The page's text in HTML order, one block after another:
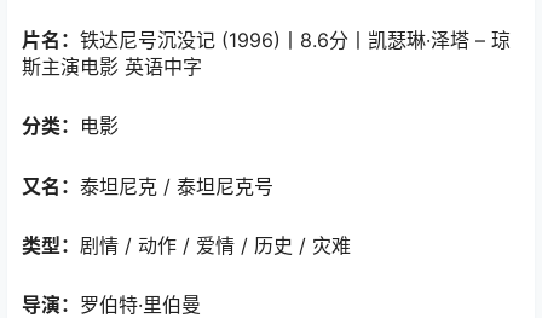
片名： 铁达尼号沉没记 (1996)丨8.6分丨凯瑟琳·泽塔 – 琼
斯主演电影 英语中字
分类： 电影
又名： 泰坦尼克 / 泰坦尼克号
类型： 剧情 / 动作 / 爱情 / 历史 / 灾难
导演： 罗伯特·里伯曼